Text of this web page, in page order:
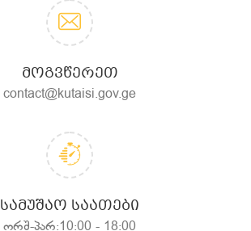
ᲛᲝᲒᲕᲬᲔᲠᲔᲗ
contact@kutaisi.gov.ge
ᲡᲐᲛᲣᲨᲐᲝ ᲡᲐᲐᲗᲔᲑᲘ
ორშ-პარ:10:00 - 18:00